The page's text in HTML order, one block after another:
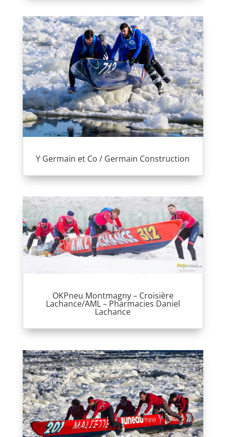
Y Germain et Co / Germain Construction
OKPneu Montmagny – Croisière
Lachance/AML – Pharmacies Daniel
Lachance